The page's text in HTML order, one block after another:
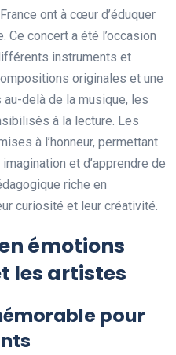
ont à cœur d’éduquer
Ce concert a été l’occasion
instruments et
originales et une
delà de la musique, les
à la lecture. Les
à l’honneur, permettant
et d’apprendre de
riche en
curiosité et leur créativité.
émotions
les artistes
pour